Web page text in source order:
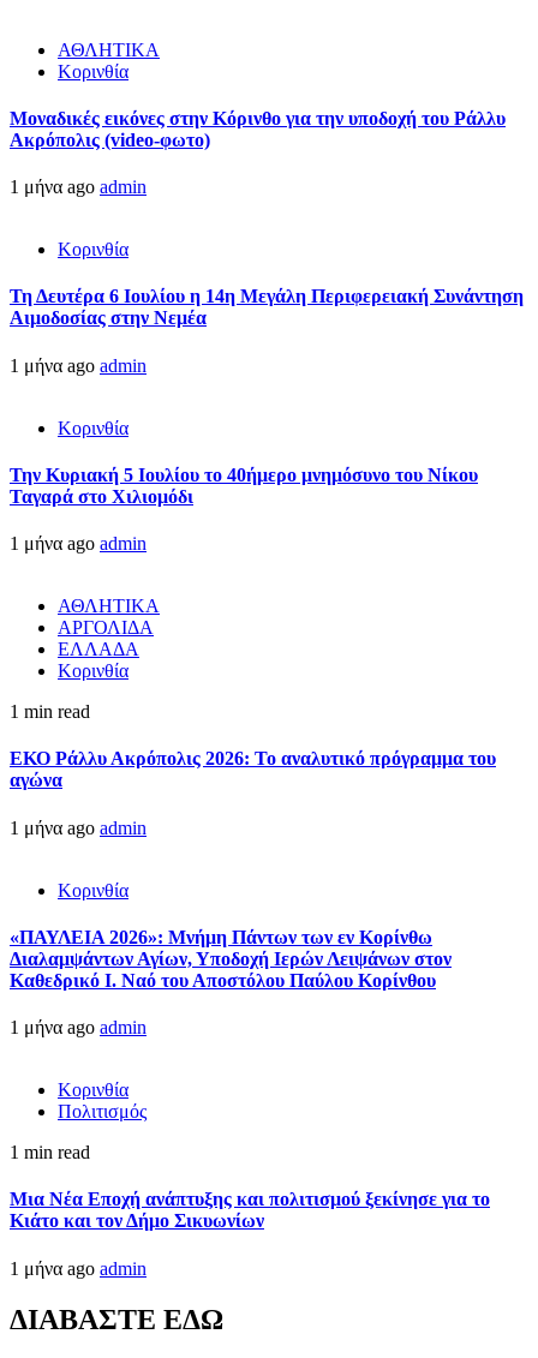
ΑΘΛΗΤΙΚΑ
Κορινθία
Μοναδικές εικόνες στην Κόρινθο για την υποδοχή του Ράλλυ
Ακρόπολις (video-φωτο)
1 μήνα ago admin
Κορινθία
Τη Δευτέρα 6 Ιουλίου η 14η Μεγάλη Περιφερειακή Συνάντηση
Αιμοδοσίας στην Νεμέα
1 μήνα ago admin
Κορινθία
Την Κυριακή 5 Ιουλίου το 40ήμερο μνημόσυνο του Νίκου
Ταγαρά στο Χιλιομόδι
1 μήνα ago admin
ΑΘΛΗΤΙΚΑ
ΑΡΓΟΛΙΔΑ
ΕΛΛΑΔΑ
Κορινθία
1 min read
ΕΚΟ Ράλλυ Ακρόπολις 2026: Το αναλυτικό πρόγραμμα του
αγώνα
1 μήνα ago admin
Κορινθία
«ΠΑΥΛΕΙΑ 2026»: Μνήμη Πάντων των εν Κορίνθω
Διαλαμψάντων Αγίων, Υποδοχή Ιερών Λειψάνων στον
Καθεδρικό Ι. Ναό του Αποστόλου Παύλου Κορίνθου
1 μήνα ago admin
Κορινθία
Πολιτισμός
1 min read
Μια Νέα Εποχή ανάπτυξης και πολιτισμού ξεκίνησε για το
Κιάτο και τον Δήμο Σικυωνίων
1 μήνα ago admin
ΔΙΑΒΑΣΤΕ ΕΔΩ